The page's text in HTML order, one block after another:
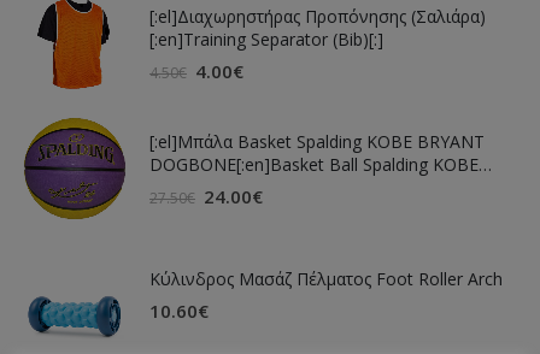
[:el]Διαχωρηστήρας Προπόνησης (Σαλιάρα)
[:en]Training Separator (Bib)[:]
4.50€ 4.00€
[:el]Μπάλα Basket Spalding KOBE BRYANT
DOGBONE[:en]Basket Ball Spalding KOBE
BRYANT DOGBONE[:]
27.50€ 24.00€
Κύλινδρος Μασάζ Πέλματος Foot Roller Arch
10.60€